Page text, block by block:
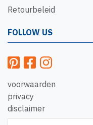
Retourbeleid
FOLLOW US
voorwaarden
privacy
disclaimer